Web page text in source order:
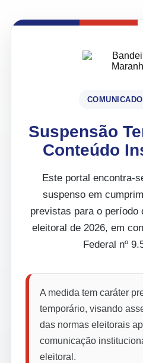
Suspensão
Conteúdo
Este portal encontra-
suspenso em
previstas para o período
eleitoral de 2026, em
Federal nº
A medida tem caráter
temporário, visando
das normas eleitorais
comunicação
eleitoral.